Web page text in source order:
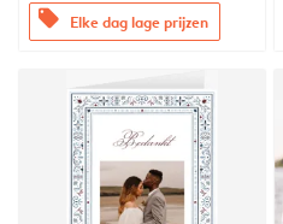
offers Elke dag lage prijzen